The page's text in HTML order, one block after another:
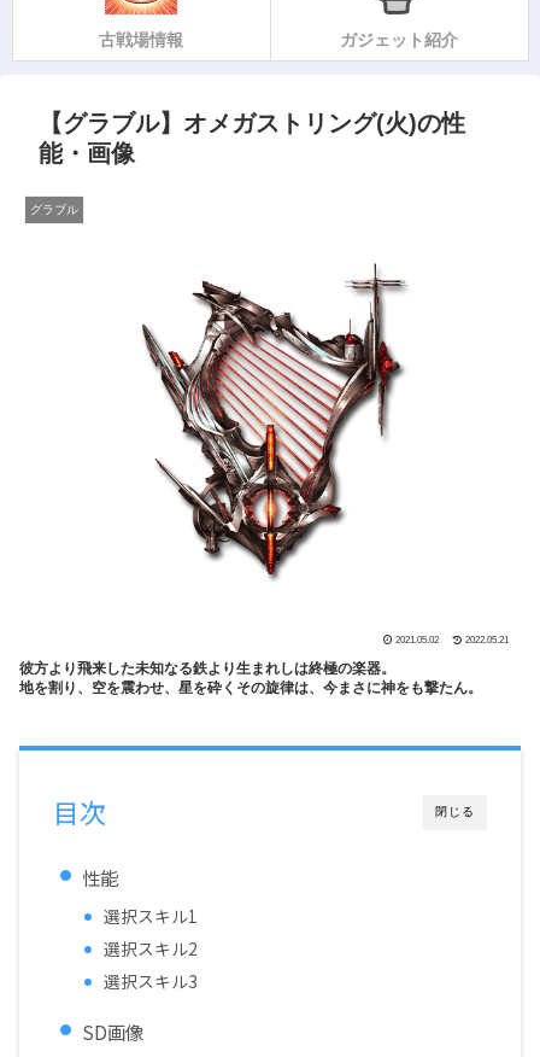
古戦場情報 ガジェット紹介
【グラブル】オメガストリング(火)の性
能・画像
グラブル
2021.05.02 2022.05.21
彼方より飛来した未知なる鉄より生まれしは終極の楽器。
地を割り、空を震わせ、星を砕くその旋律は、今まさに神をも撃たん。
閉じる
目次
性能
選択スキル1
選択スキル2
選択スキル3
SD画像